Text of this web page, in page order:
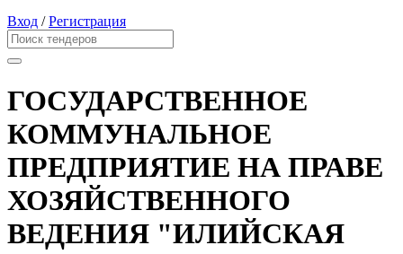
Вход /Регистрация
ГОСУДАРСТВЕННОЕ
КОММУНАЛЬНОЕ
ПРЕДПРИЯТИЕ НА ПРАВЕ
ХОЗЯЙСТВЕННОГО
ВЕДЕНИЯ "ИЛИЙСКАЯ